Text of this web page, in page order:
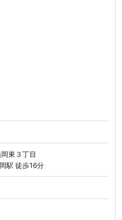
東３丁目
駅 徒歩16分